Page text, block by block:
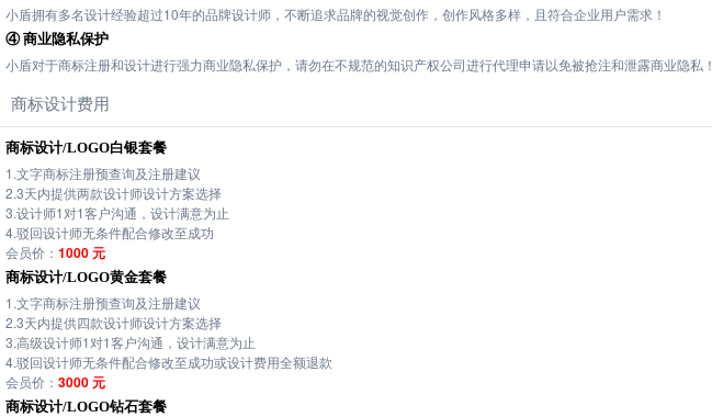
小盾拥有多名设计经验超过10年的品牌设计师，不断追求品牌的视觉创作，创作风格多样，且符合企业用户需求！
④ 商业隐私保护
小盾对于商标注册和设计进行强力商业隐私保护，请勿在不规范的知识产权公司进行代理申请以免被抢注和泄露商业隐私！
商标设计费用
商标设计/LOGO白银套餐
1.文字商标注册预查询及注册建议
2.3天内提供两款设计师设计方案选择
3.设计师1对1客户沟通，设计满意为止
4.驳回设计师无条件配合修改至成功
会员价： 1000 元
商标设计/LOGO黄金套餐
1.文字商标注册预查询及注册建议
2.3天内提供四款设计师设计方案选择
3.高级设计师1对1客户沟通，设计满意为止
4.驳回设计师无条件配合修改至成功或设计费用全额退款
会员价： 3000 元
商标设计/LOGO钻石套餐